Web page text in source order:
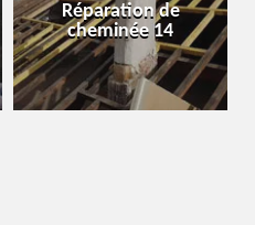
Réparation de
cheminée 14